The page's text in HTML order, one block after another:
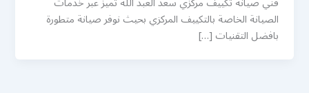
الصيانة الخاصة بالتكييف المركزي بحيث نوفر صيانة متطورة
بافضل التقنيات […]